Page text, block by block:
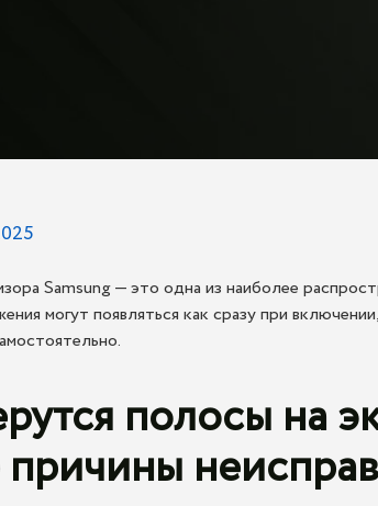
Samsung — это одна из наиболее
могут появляться как сразу при
полосы на